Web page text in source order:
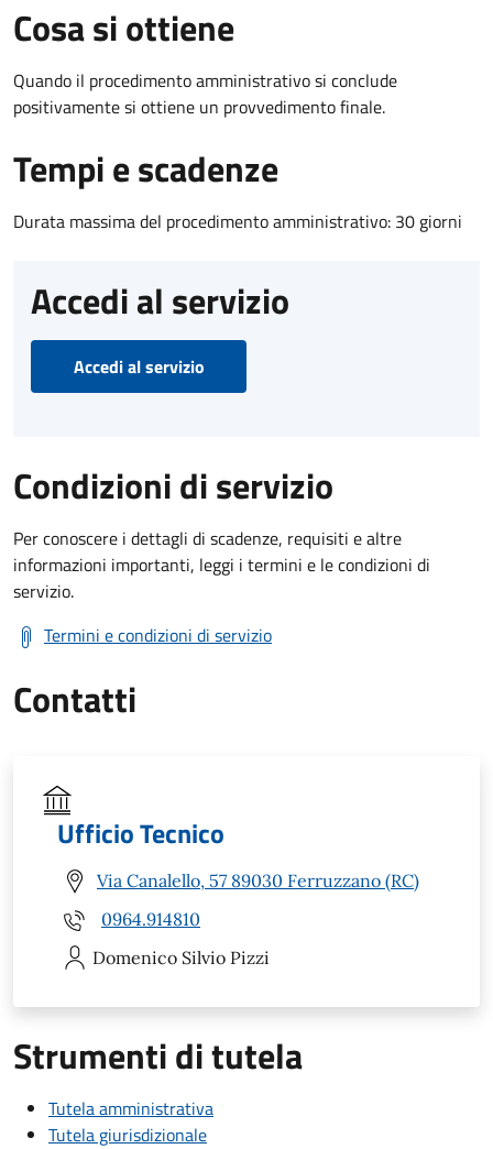
Cosa si ottiene
Quando il procedimento amministrativo si conclude
positivamente si ottiene un provvedimento finale.
Tempi e scadenze
Durata massima del procedimento amministrativo: 30 giorni
Accedi al servizio
Accedi al servizio
Condizioni di servizio
Per conoscere i dettagli di scadenze, requisiti e altre
informazioni importanti, leggi i termini e le condizioni di
servizio.
Termini e condizioni di servizio
Contatti
Ufficio Tecnico
Via Canalello, 57 89030 Ferruzzano (RC)
0964.914810
Domenico Silvio Pizzi
Strumenti di tutela
Tutela amministrativa
Tutela giurisdizionale